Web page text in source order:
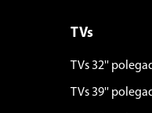
TVs
TVs 32''
TVs 39''